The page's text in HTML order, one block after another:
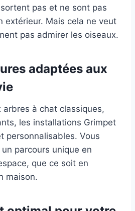
pas et ne sont pas
extérieur. Mais cela ne veut
pas admirer les oiseaux.
adaptées aux
arbres à chat classiques,
les installations Grimpet
personnalisables. Vous
parcours unique en
que ce soit en
maison.